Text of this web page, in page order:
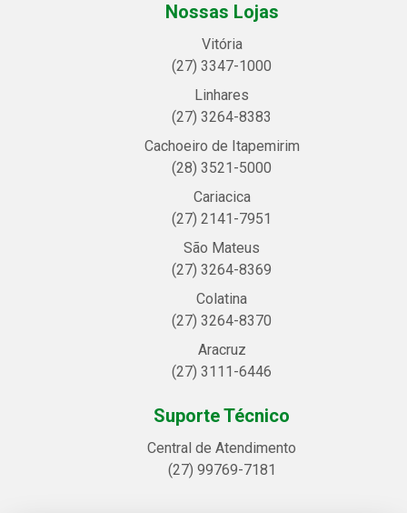
Nossas Lojas
Vitória
(27) 3347-1000
Linhares
(27) 3264-8383
Cachoeiro de Itapemirim
(28) 3521-5000
Cariacica
(27) 2141-7951
São Mateus
(27) 3264-8369
Colatina
(27) 3264-8370
Aracruz
(27) 3111-6446
Suporte Técnico
Central de Atendimento
(27) 99769-7181